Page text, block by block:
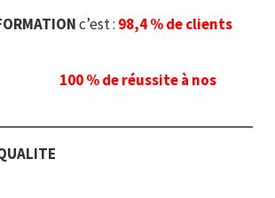
c’est : 98,4 % de clients
100%de réussite à nos